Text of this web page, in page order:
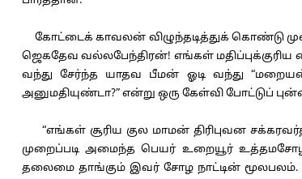
கோட்டைக் காவலன் விழுந்தடித்துக் கொண்டு
ஜெகதேவ வல்லபேந்திரன்! எங்கள் மதிப்புக்குரிய
வந்து சேர்ந்த யாதவ பீமன் ஓடி வந்து
அனுமதியுண்டா?” என்று ஒரு கேள்வி போட்டுப்
“எங்கள் சூரிய குல மாமன் திரிபுவன
முறைப்படி அமைந்த பெயர் உறையூர்
தலைமை தாங்கும் இவர் சோழ நாட்டின் மூலபலம்.